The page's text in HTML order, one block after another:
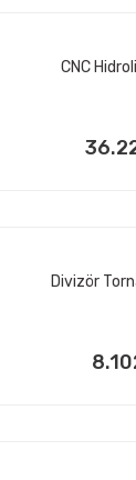
CNC
Divizör